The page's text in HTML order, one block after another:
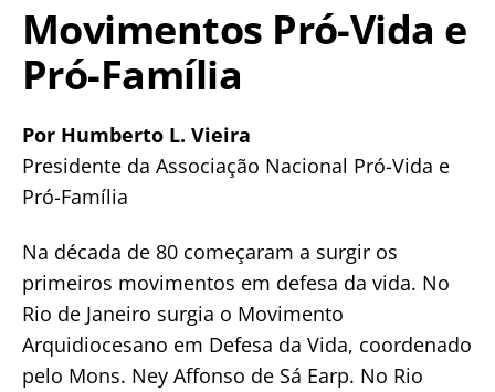
Movimentos Pró-Vida e
Pró-Família
Por Humberto L. Vieira
Presidente da Associação Nacional Pró-Vida e
Pró-Família
Na década de 80 começaram a surgir os
primeiros movimentos em defesa da vida. No
Rio de Janeiro surgia o Movimento
Arquidiocesano em Defesa da Vida, coordenado
pelo Mons. Ney Affonso de Sá Earp. No Rio